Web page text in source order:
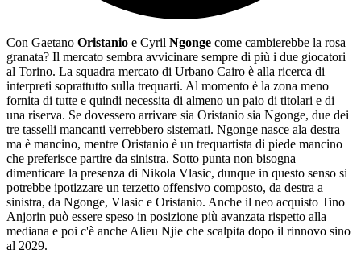
Con Gaetano Oristanio e Cyril Ngonge come cambierebbe la rosa
granata? Il mercato sembra avvicinare sempre di più i due giocatori
al Torino. La squadra mercato di Urbano Cairo è alla ricerca di
interpreti soprattutto sulla trequarti. Al momento è la zona meno
fornita di tutte e quindi necessita di almeno un paio di titolari e di
una riserva. Se dovessero arrivare sia Oristanio sia Ngonge, due dei
tre tasselli mancanti verrebbero sistemati. Ngonge nasce ala destra
ma è mancino, mentre Oristanio è un trequartista di piede mancino
che preferisce partire da sinistra. Sotto punta non bisogna
dimenticare la presenza di Nikola Vlasic, dunque in questo senso si
potrebbe ipotizzare un terzetto offensivo composto, da destra a
sinistra, da Ngonge, Vlasic e Oristanio. Anche il neo acquisto Tino
Anjorin può essere speso in posizione più avanzata rispetto alla
mediana e poi c'è anche Alieu Njie che scalpita dopo il rinnovo sino
al 2029.